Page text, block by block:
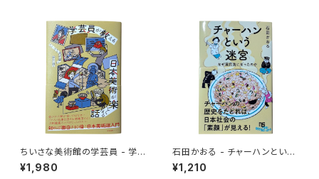
ちいさな美術館の学芸員 - 学芸
員が教える日本美術が楽しくな
る話
¥1,980
石田かおる - チャーハンという
迷宮 なぜ国民食になったのか
¥1,210